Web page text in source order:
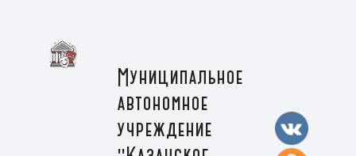
Муниципальное
автономное
учреждение